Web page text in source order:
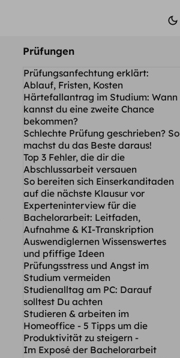
Prüfungen
Prüfungsanfechtung erklärt:
Ablauf, Fristen, Kosten
Härtefallantrag im Studium: Wann
kannst du eine zweite Chance
bekommen?
Schlechte Prüfung geschrieben? So
machst du das Beste daraus!
Top 3 Fehler, die dir die
Abschlussarbeit versauen
So bereiten sich Einserkanditaden
auf die nächste Klausur vor
Experteninterview für die
Bachelorarbeit: Leitfaden,
Aufnahme & KI-Transkription
Auswendiglernen Wissenswertes
und pfiffige Ideen
Prüfungsstress und Angst im
Studium vermeiden
Studienalltag am PC: Darauf
solltest Du achten
Studieren & arbeiten im
Homeoffice - 5 Tipps um die
Produktivität zu steigern -
Im Exposé der Bachelorarbeit